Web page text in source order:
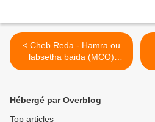
< Cheb Reda - Hamra ou
labsetha baida (MCO)
الشاب رضا ـ حمرة و لبستها
Hébergé par Overblog
Top articles